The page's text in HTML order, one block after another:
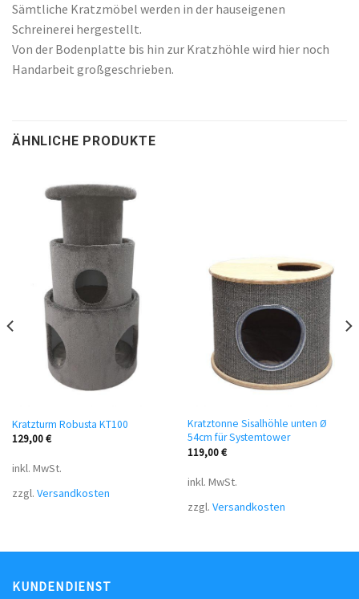
Sämtliche Kratzmöbel werden in der hauseigenen
Schreinerei hergestellt.
Von der Bodenplatte bis hin zur Kratzhöhle wird hier noch
Handarbeit großgeschrieben.
ÄHNLICHE PRODUKTE
Kratzturm Robusta KT100
129,00€
inkl. MwSt.
zzgl. Versandkosten
Kratztonne Sisalhöhle unten Ø
54cm für Systemtower
119,00€
inkl. MwSt.
zzgl. Versandkosten
KUNDENDIENST